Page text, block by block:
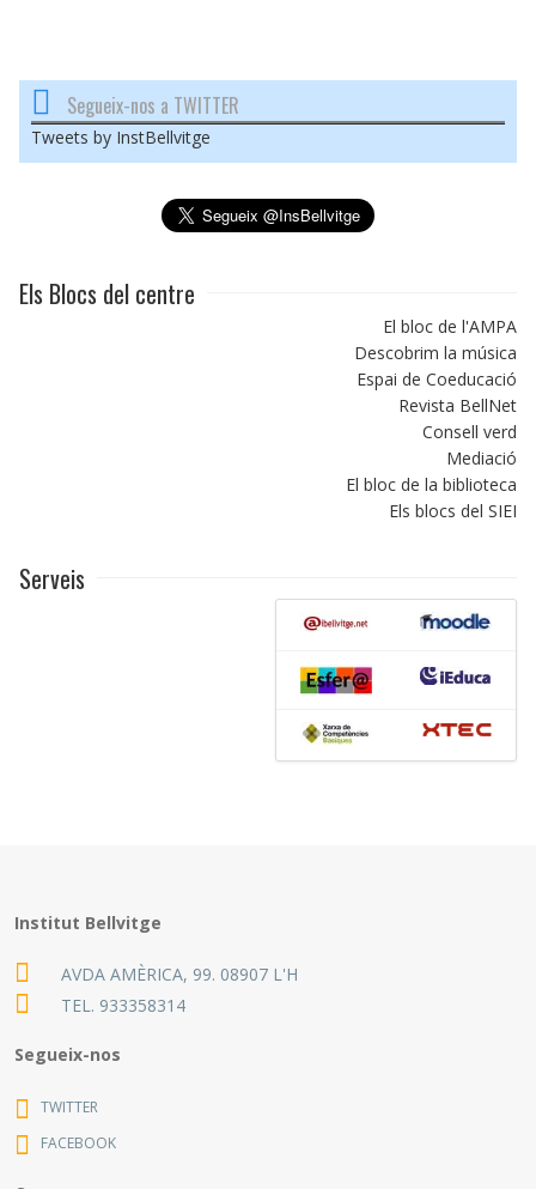
Segueix-nos a TWITTER
Tweets by InstBellvitge
Els Blocs del centre
El bloc de l'AMPA
Descobrim la música
Espai de Coeducació
Revista BellNet
Consell verd
Mediació
El bloc de la biblioteca
Els blocs del SIEI
Serveis
Institut Bellvitge
AVDA AMÈRICA, 99. 08907 L'H
TEL. 933358314
Segueix-nos
TWITTER
FACEBOOK